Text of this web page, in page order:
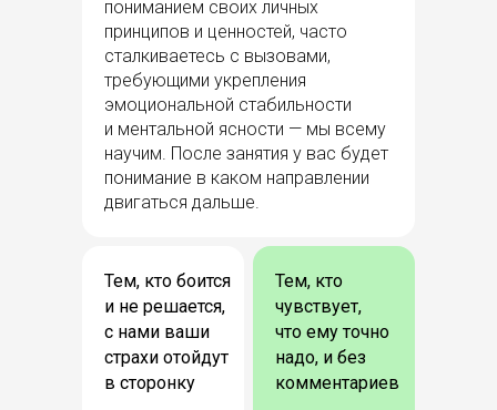
пониманием своих личных
принципов и ценностей, часто
сталкиваетесь с вызовами,
требующими укрепления
эмоциональной стабильности
и ментальной ясности — мы всему
научим. После занятия у вас будет
понимание в каком направлении
двигаться дальше.
Тем, кто боится
и не решается,
с нами ваши
страхи отойдут
в сторонку
Тем, кто
чувствует,
что ему точно
надо, и без
комментариев